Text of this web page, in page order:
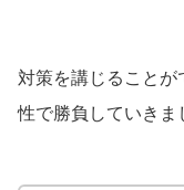
対策を講じること
性で勝負していきま